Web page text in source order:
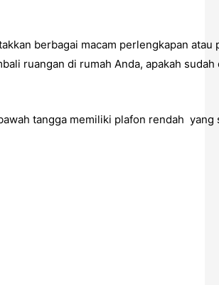
berbagai macam perlengkapan
ruangan di rumah Anda, apakah
tangga memiliki plafon rendah